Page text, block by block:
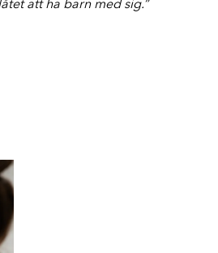
att ha barn med sig.”